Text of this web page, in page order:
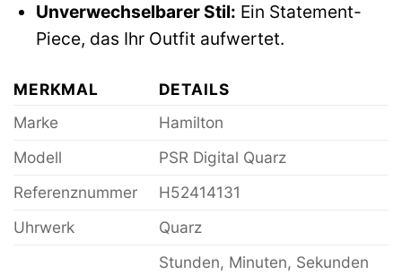
Unverwechselbarer Stil: Ein Statement-
Piece, das Ihr Outfit aufwertet.
MERKMAL
DETAILS
Marke
Hamilton
Modell
PSR Digital Quarz
Referenznummer
H52414131
Uhrwerk
Quarz
Stunden, Minuten, Sekunden